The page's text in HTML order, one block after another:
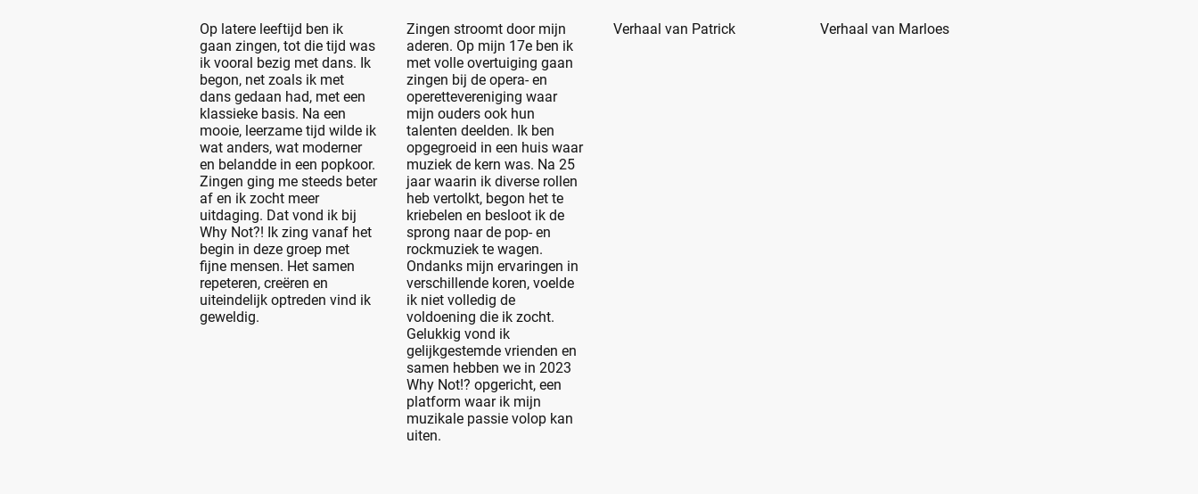
Op latere leeftijd ben ik
gaan zingen, tot die tijd was
ik vooral bezig met dans. Ik
begon, net zoals ik met
dans gedaan had, met een
klassieke basis. Na een
mooie, leerzame tijd wilde ik
wat anders, wat moderner
en belandde in een popkoor.
Zingen ging me steeds beter
af en ik zocht meer
uitdaging. Dat vond ik bij
Why Not?! Ik zing vanaf het
begin in deze groep met
fijne mensen. Het samen
repeteren, creëren en
uiteindelijk optreden vind ik
geweldig.
Zingen stroomt door mijn
aderen. Op mijn 17e ben ik
met volle overtuiging gaan
zingen bij de opera- en
operettevereniging waar
mijn ouders ook hun
talenten deelden. Ik ben
opgegroeid in een huis waar
muziek de kern was. Na 25
jaar waarin ik diverse rollen
heb vertolkt, begon het te
kriebelen en besloot ik de
sprong naar de pop- en
rockmuziek te wagen.
Ondanks mijn ervaringen in
verschillende koren, voelde
ik niet volledig de
voldoening die ik zocht.
Gelukkig vond ik
gelijkgestemde vrienden en
samen hebben we in 2023
Why Not!? opgericht, een
platform waar ik mijn
muzikale passie volop kan
uiten.
Verhaal van Patrick Verhaal van Marloes